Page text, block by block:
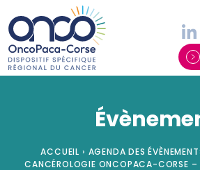
ACCUEIL › AGENDA DES
CANCÉROLOGIE ONCOPACA-CORSE –
Panneau de gestion des cookies